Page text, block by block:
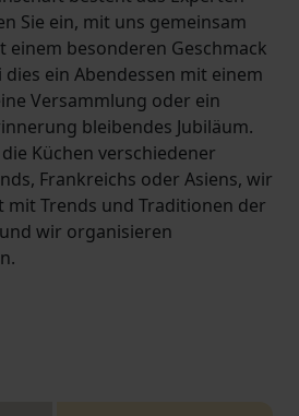
Sie ein, mit uns gemeinsam
besonderen Geschmack
ein Abendessen mit einem
Versammlung oder ein
bleibendes Jubiläum.
Küchen verschiedener
Frankreichs oder Asiens, wir
mit Trends und Traditionen der
wir organisieren